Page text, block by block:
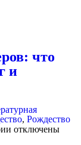
что
и
, Рождество
отключены